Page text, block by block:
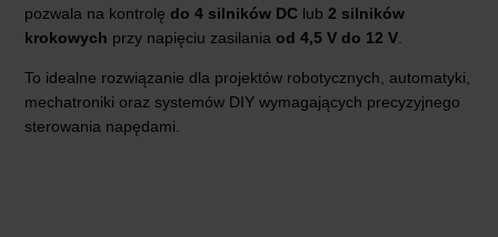
pozwala na kontrolę do 4 silników DC lub 2 silników
krokowych przy napięciu zasilania od 4,5 V do 12 V
To idealne rozwiązanie dla projektów robotycznych, automatyki,
mechatroniki oraz systemów DIY wymagających precyzyjnego
sterowania napędami.